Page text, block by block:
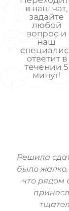
в наш чат,
задайте
любой
вопрос и
наш
ответит в
течении 5
минут!
Решила
было жалко,
что рядом